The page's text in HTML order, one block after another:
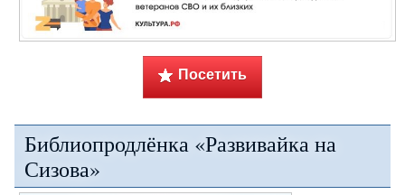
Посетить
Библиопродлёнка «Развивайка на
Сизова»